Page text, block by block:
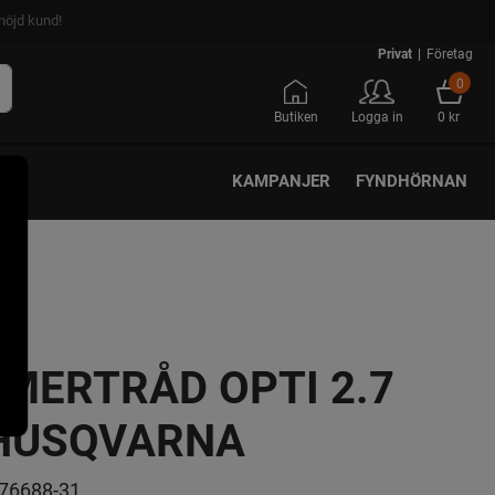
kund!
Privat | Företag
Butiken Logga in
0
0 kr
KAMPANJER FYNDHÖRNAN
OPTI 2.7
31